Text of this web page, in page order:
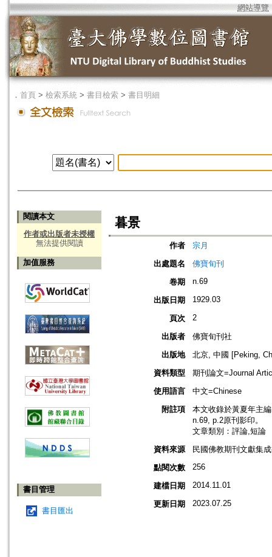
網站導覽
． 首頁 > 檢索系統 > 書目檢索 > 書目明細
閱讀本文
作者或出版者未授權
無法提供閱讀
加值服務
書目管理
書目匯出
暮景
作者
宗月
出處題名
佛寶旬刊
卷期
n.69
出版日期 1929.03
頁次 2
出版者
佛寶旬刊社
出版地
北京, 中國 [Peking,
資料類型
期刊論文=Journal
使用語言
中文=Chinese
附註項
本文收錄於黃夏年主
n.69, p.2原刊影印。
文章類別：評論,短論
資料來源
民國佛教期刊文獻集
點閱次數
256
建檔日期 2014.11.01
更新日期 2023.07.25